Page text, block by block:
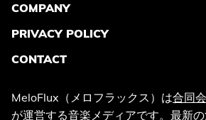
COMPANY
PRIVACY POLICY
CONTACT
MeloFlux（メロフラックス）は合同
が運営する音楽メディアです。最新